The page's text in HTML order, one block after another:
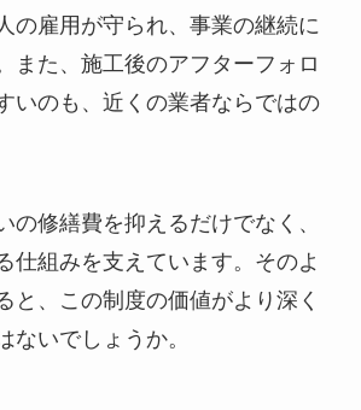
の雇用が守られ、事業の継続に
また、施工後のアフターフォロ
いのも、近くの業者ならではの
の修繕費を抑えるだけでなく、
仕組みを支えています。そのよ
と、この制度の価値がより深く
ないでしょうか。